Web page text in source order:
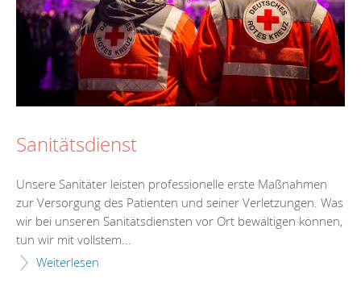
Sanitätsdienst
Unsere Sanitäter leisten professionelle erste Maßnahmen
zur Versorgung des Patienten und seiner Verletzungen. Was
wir bei unseren Sanitätsdiensten vor Ort bewältigen können,
tun wir mit vollstem...
Weiterlesen